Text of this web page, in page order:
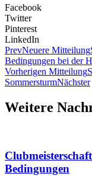
Facebook
Twitter
Pinterest
LinkedIn
PrevNeuere Mitteilung
Bedingungen bei der
Vorherigen Mitteilung
SommersturmNächster
Weitere
Bedingungen